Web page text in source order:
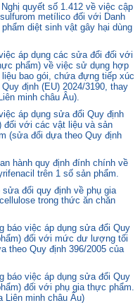
quyết số 1.412 về việc cập
metílico đối với Danh
diệt sinh vật gây hại dùng
áp dụng các sửa đổi đối với
phẩm) về việc sử dụng hợp
bao gói, chứa đựng tiếp xúc
định (EU) 2024/3190, thay
minh châu Âu).
áp dụng sửa đổi Quy định
đối với các vật liệu và sản
(sửa đổi dựa theo Quy định
hành quy định đính chính về
trên 1 số sản phẩm.
đổi quy định về phụ gia
trong thức ăn chăn
báo việc áp dụng sửa đổi Quy
đối với mức dư lượng tối
theo Quy định 396/2005 của
báo việc áp dụng sửa đổi Quy
đối với phụ gia thực phẩm.
Liên minh châu Âu)